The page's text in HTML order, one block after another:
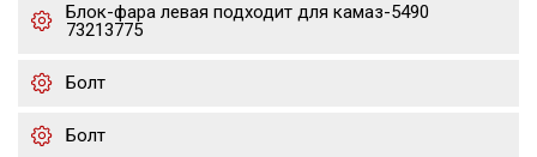
Блок-фара левая подходит для камаз-5490
73213775
Болт
Болт